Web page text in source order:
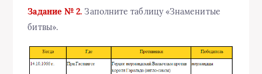
Задание № 2. Заполните таблицу «Знаменитые
битвы».